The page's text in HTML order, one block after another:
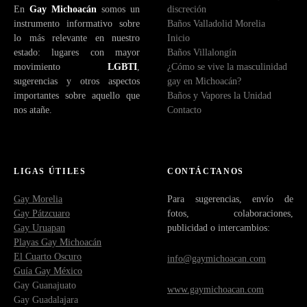
t
r
ó
n
i
c
o
En Gay Michoacán somos un
instrumento informativo sobre
lo más relevante en nuestro
estado: lugares con mayor
movimiento LGBTI
sugerencias y otros aspectos
importantes sobre aquello que
nos atañe.
discreción
Baños Valladolid Morelia
Inicio
Baños Villalongín
¿Cómo se vive la masculinidad
gay en Michoacán?
Baños y Vapores la Unidad
Contacto
LIGAS ÚTILES
Gay Morelia
Gay Pátzcuaro
Gay Uruapan
Playas Gay Michoacán
El Cuarto Oscuro
Guía Gay México
Gay Guanajuato
Gay Guadalajara
CONTÁCTANOS
Para sugerencias, envío de
fotos, colaboraciones,
publicidad o intercambios:
info@gaymichoacan.com
www.gaymichoacan.com